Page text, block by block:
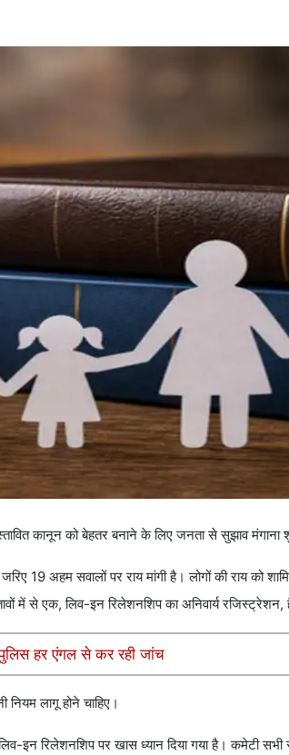
कानून को बेहतर बनाने के लिए जनता से सुझाव मंगाना
19 अहम सवालों पर राय मांगी है। लोगों की राय को
में से एक, लिव-इन रिलेशनशिप का अनिवार्य रजिस्ट्रेशन,
हर एंगल से कर रही जांच
लागू होने चाहिए।
इन रिलेशनशिप पर खास ध्यान दिया गया है। कमेटी सभी